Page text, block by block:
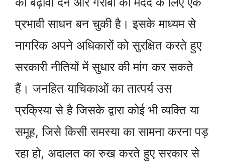
प्रभावी साधन बन चुकी है। इसके माध्यम से
नागरिक अपने अधिकारों को सुरक्षित करते हुए
सरकारी नीतियों में सुधार की मांग कर सकते
हैं। जनहित याचिकाओं का तात्पर्य उस
प्रक्रिया से है जिसके द्वारा कोई भी व्यक्ति या
समूह, जिसे किसी समस्या का सामना करना पड़
रहा हो, अदालत का रुख करते हुए सरकार से